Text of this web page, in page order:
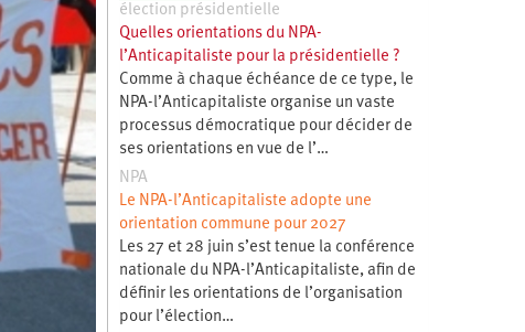
élection présidentielle
Quelles orientations du NPA-
l’Anticapitaliste pour la présidentielle ?
Comme à chaque échéance de ce type, le
NPA-l’Anticapitaliste organise un vaste
processus démocratique pour décider de
ses orientations en vue de l’…
NPA
Le NPA-l’Anticapitaliste adopte une
orientation commune pour 2027
Les 27 et 28 juin s’est tenue la conférence
nationale du NPA-l’Anticapitaliste, afin de
définir les orientations de l’organisation
pour l’élection…